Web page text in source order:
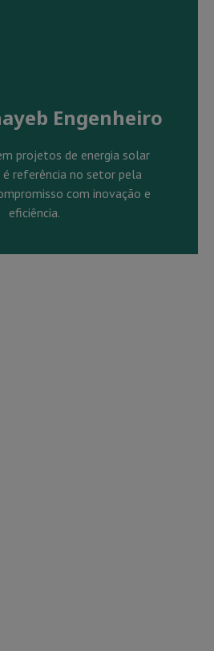
Engenheiro
projetos de energia solar
referência no setor pela
com inovação e
eficiência.